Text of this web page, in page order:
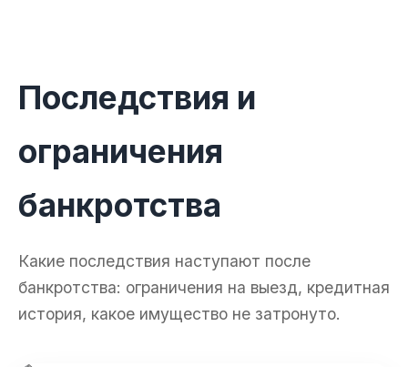
Последствия и
ограничения
банкротства
Какие последствия наступают после
банкротства: ограничения на выезд, кредитная
история, какое имущество не затронуто.